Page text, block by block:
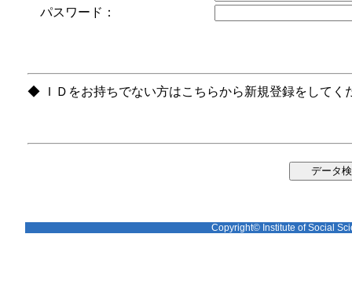
パスワード：
◆ ＩＤをお持ちでない方はこちらから新規登録をしてく
Copyright© Institute of Social